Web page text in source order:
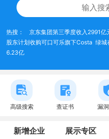
热搜： 京东集团第三季度收入2991
股东计划收购可口可乐旗下Costa 绿城
6.23亿
高级搜索 查证书 漏
新增企业 展示专区